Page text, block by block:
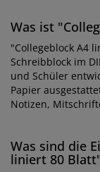
Was ist
"Collegeblock A4
Schreibblock im
und Schüler
Papier
Notizen,
Was sind die
liniert 80